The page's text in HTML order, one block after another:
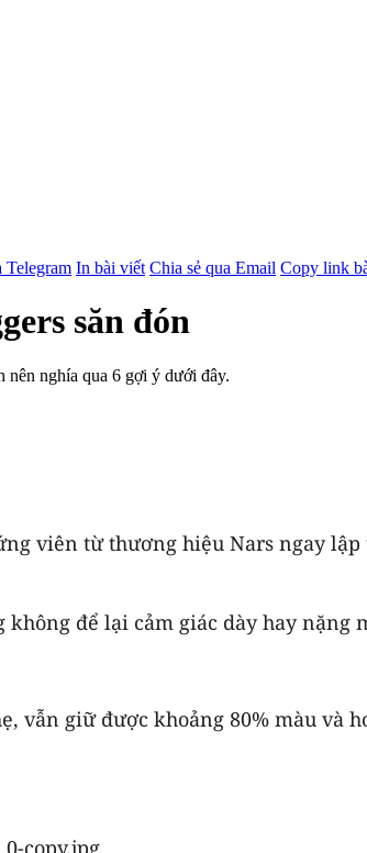
Telegram In bài viết Chia sẻ qua Email Copy link
săn đón
nên nghía qua 6 gợi ý dưới đây.
viên từ thương hiệu Nars ngay
để lại cảm giác dày hay nặng
vẫn giữ được khoảng 80% màu và